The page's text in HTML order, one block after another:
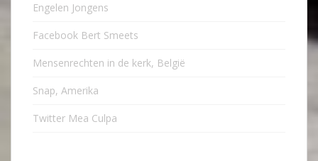
Engelen Jongens
Facebook Bert Smeets
Mensenrechten in de kerk, België
Snap, Amerika
Twitter Mea Culpa